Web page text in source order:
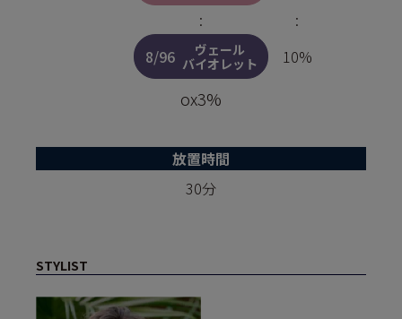
:
:
8/96
ヴェール
バイオレット
10%
ox3%
放置時間
30分
STYLIST